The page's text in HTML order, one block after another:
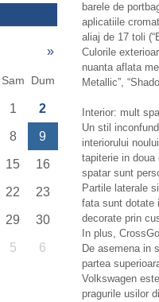
»
Sam Dum
1 2
8 9
15 16
22 23
29 30
5 6
barele de
aplicatiile
aliaj de 17 toli
Culorile
nuanta aflata
Metallic”,
Interior: mult
Un stil
interiorului
tapiterie in
spatar sunt
Partile laterale
fata sunt dotate
decorate prin
In plus,
De asemena in
partea
Volkswagen
pragurile usilor